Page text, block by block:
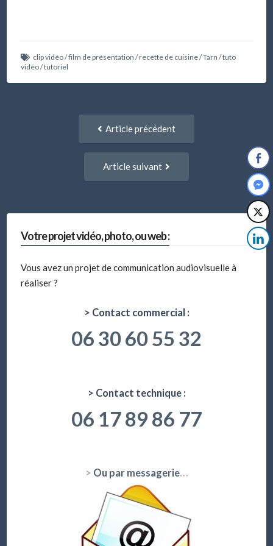
clip vidéo/film de présentation /recette de cuisine/Tarn /tuto
vidéo/tutoriel
NavigationArticle précédent
Article suivant
Votre projet vidéo, photo, ou web :
Vous avez un projet de communication audiovisuelle à
réaliser ?
> Contact commercial :
06 30 60 55 32
> Contact technique :
06 17 89 86 77
> Ou par messagerie…